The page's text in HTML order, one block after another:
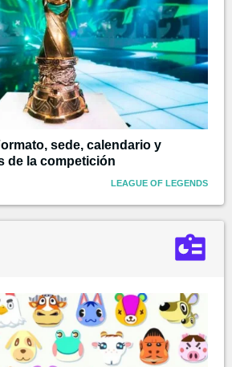
sede, calendario y
de la competición
LEAGUE OF LEGENDS